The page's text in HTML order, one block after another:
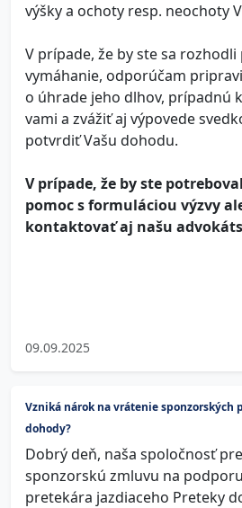
výšky a ochoty resp. neochoty
V prípade, že by ste sa
vymáhanie, odporúčam
o úhrade jeho dlhov, prípadnú
vami a zvážiť aj výpovede
potvrdiť Vašu dohodu.
V prípade, že by ste
pomoc s formuláciou výzvy
kontaktovať aj našu
09.09.2025
Vzniká nárok na vrátenie sponzorských
dohody?
Dobrý deň, naša spoločnosť
sponzorskú zmluvu na
pretekára jazdiaceho Preteky